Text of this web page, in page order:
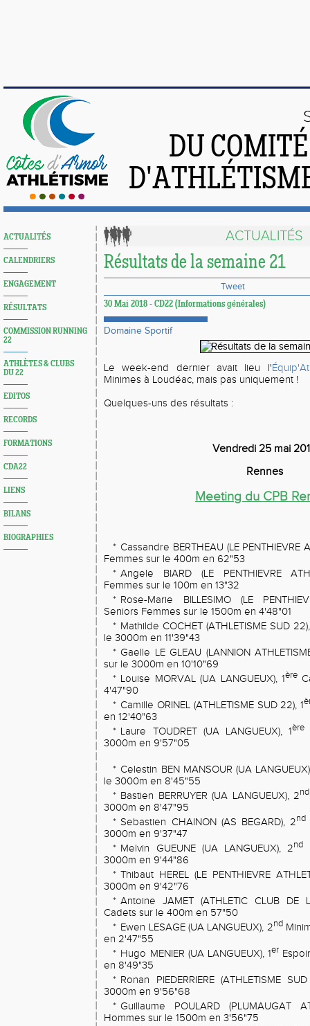
DU
ACTUALITÉS
CALENDRIERS
ENGAGEMENT
RÉSULTATS
COMMISSION RUNNING
22
ATHLÈTES & CLUBS
DU 22
EDITOS
RECORDS
FORMATIONS
CDA22
LIENS
BILANS
BIOGRAPHIES
ACTUALITÉS
Résultats de la semaine 21
Tweet
30 Mai 2018 - CD22 (Informations générales)
Domaine Sportif
Le week-end dernier avait lieu l'
Minimes à Loudéac, mais pas uniquement !
Quelques-uns des résultats :
Vendredi 25 mai
Rennes
Meeting du CPB
* Cassandre BERTHEAU (LE PENTHIEVRE
Femmes sur le 400m en 62"53
* Angele BIARD (LE PENTHIEVRE
Femmes sur le 100m en 13"32
* Rose-Marie BILLESIMO (LE
Seniors Femmes sur le 1500m en 4'48"01
* Mathilde COCHET (ATHLETISME SUD
le 3000m en 11'39"43
* Gaelle LE GLEAU (LANNION
sur le 3000m en 10'10"69
* Louise MORVAL (UA LANGUEUX), 1ère
4'47"90
* Camille ORINEL (ATHLETISME SUD 22), 1
en 12'40"63
* Laure TOUDRET (UA LANGUEUX), 1ère
3000m en 9'57"05
* Celestin BEN MANSOUR (UA
le 3000m en 8'45"55
* Bastien BERRUYER (UA LANGUEUX), 2nd
3000m en 8'47"95
* Sebastien CHAINON (AS BEGARD), 2nd
3000m en 9'37"47
* Melvin GUEUNE (UA LANGUEUX), 2nd
3000m en 9'44"86
* Thibaut HEREL (LE PENTHIEVRE
3000m en 9'42"76
* Antoine JAMET (ATHLETIC CLUB DE
Cadets sur le 400m en 57"50
* Ewen LESAGE (UA LANGUEUX), 2nd
en 2'47"55
* Hugo MENIER (UA LANGUEUX), 1er
en 8'49"35
* Ronan PIEDERRIERE (ATHLETISME
3000m en 9'56"68
* Guillaume POULARD (PLUMAUGAT
Hommes sur le 1500m en 3'56"75